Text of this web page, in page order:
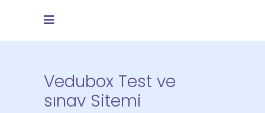
Vedubox Test ve
sınav Sitemi